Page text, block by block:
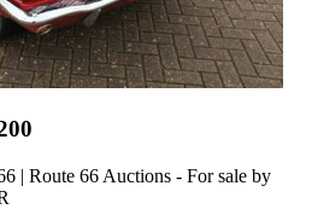
| Route 66 Auctions - For sale by